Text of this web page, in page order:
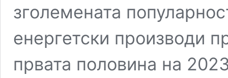
зголемената
енергетски производи
првата половина на